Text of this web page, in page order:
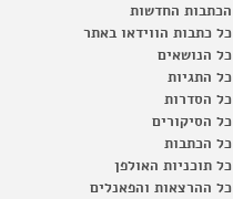
הכתבות החדשות
כל כתבות הווידאו באתר
כל הנושאים
כל התגיות
כל הסדרות
כל הסיקורים
כל הכתבות
כל תוכניות האולפן
כל ההרצאות והפאנלים